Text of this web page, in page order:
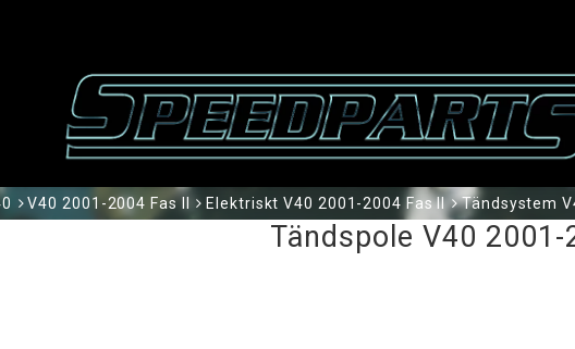
V40 2001-2004 Fas II Elektriskt V40 2001-2004 Fas II Tändsystem
Tändspole V40